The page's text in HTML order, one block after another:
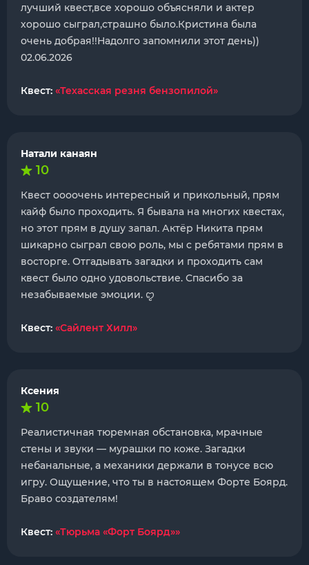
лучший квест,все хорошо объясняли и актер
хорошо сыграл,страшно было.Кристина была
очень добрая!!Надолго запомнили этот день))
02.06.2026
Квест: «Техасская резня бензопилой»
Натали канаян
10
Квест оооочень интересный и прикольный, прям
кайф было проходить. Я бывала на многих квестах,
но этот прям в душу запал. Актёр Никита прям
шикарно сыграл свою роль, мы с ребятами прям в
восторге. Отгадывать загадки и проходить сам
квест было одно удовольствие. Спасибо за
незабываемые эмоции. ꨄ
Квест: «Сайлент Хилл»
Ксения
10
Реалистичная тюремная обстановка, мрачные
стены и звуки — мурашки по коже. Загадки
небанальные, а механики держали в тонусе всю
игру. Ощущение, что ты в настоящем Форте Боярд.
Браво создателям!
Квест: «Тюрьма «Форт Боярд»»